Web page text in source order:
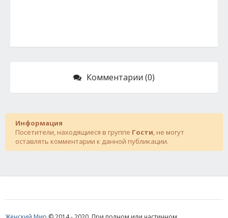
Комментарии (0)
Информация
Посетители, находящиеся в группе Гости, не могут
оставлять комментарии к данной публикации.